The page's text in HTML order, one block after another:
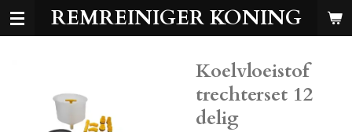
Ga
REMREINIGER KONING
Koelvloeistof
trechterset 12
delig